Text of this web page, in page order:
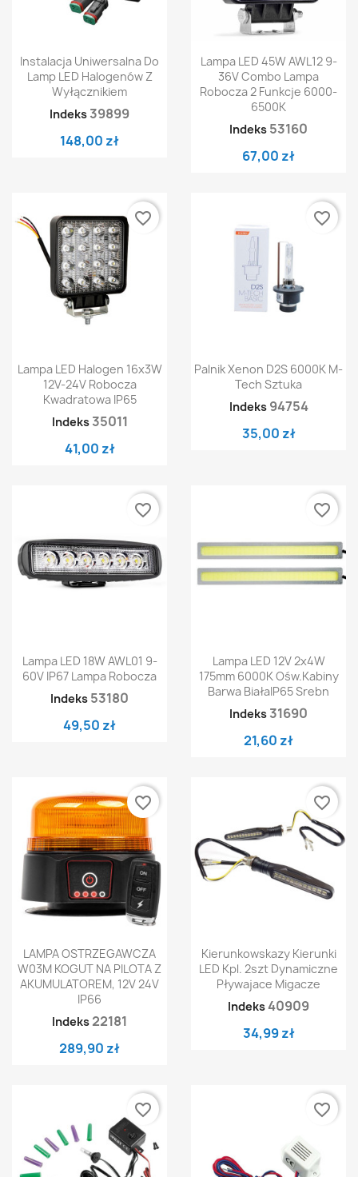
Instalacja Uniwersalna Do
Lamp LED Halogenów Z
Wyłącznikiem
Indeks 39899
148,00 zł
Lampa LED 45W AWL12 9-
36V Combo Lampa
Robocza 2 Funkcje 6000-
6500K
Indeks 53160
67,00 zł
Lampa LED Halogen 16x3W
12V-24V Robocza
Kwadratowa IP65
Indeks 35011
41,00 zł
favorite_border
Palnik Xenon D2S 6000K M-
Tech Sztuka
Indeks 94754
35,00 zł
favorite_border
Lampa LED 18W AWL01 9-
60V IP67 Lampa Robocza
Indeks 53180
49,50 zł
favorite_border
Lampa LED 12V 2x4W
175mm 6000K Ośw.kabiny
Barwa BiałaIP65 Srebn
Indeks 31690
21,60 zł
favorite_border
LAMPA OSTRZEGAWCZA
W03M KOGUT NA PILOTA Z
AKUMULATOREM, 12V 24V
IP66
Indeks 22181
289,90 zł
favorite_border
Kierunkowskazy Kierunki
LED Kpl. 2szt Dynamiczne
Pływajace Migacze
Indeks 40909
34,99 zł
favorite_border
favorite_border favorite_border